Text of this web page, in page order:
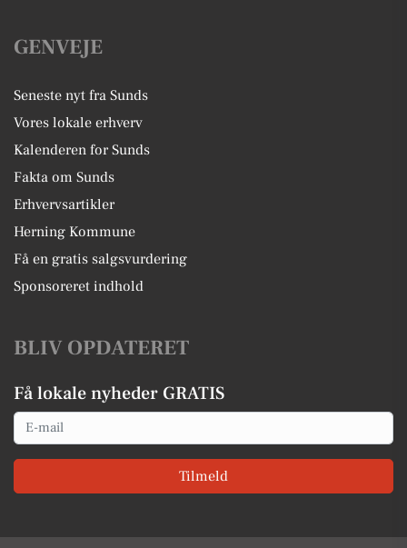
GENVEJE
Seneste nyt fra Sunds
Vores lokale erhverv
Kalenderen for Sunds
Fakta om Sunds
Erhvervsartikler
Herning Kommune
Få en gratis salgsvurdering
Sponsoreret indhold
BLIV OPDATERET
Få lokale nyheder GRATIS
Email
Tilmeld